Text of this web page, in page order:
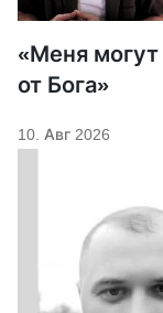
«Меня могут
от Бога»
10. Авг 2026